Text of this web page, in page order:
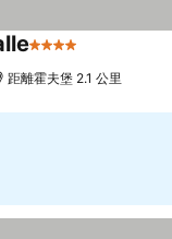
4 星級
距離霍夫堡 2.1 公里